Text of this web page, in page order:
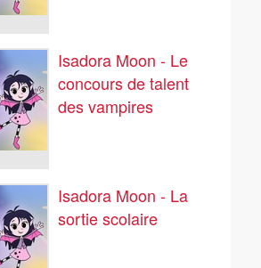
Isadora Moon - Le
concours de talent
des vampires
Isadora Moon - La
sortie scolaire